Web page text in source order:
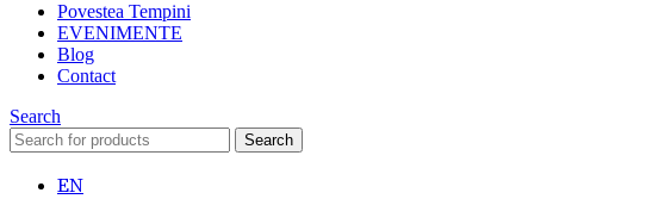
Povestea Tempini
EVENIMENTE
Blog
Contact
Search
Search
EN